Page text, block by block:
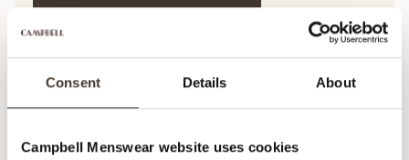
Consent Details About
Campbell Menswear website uses cookies